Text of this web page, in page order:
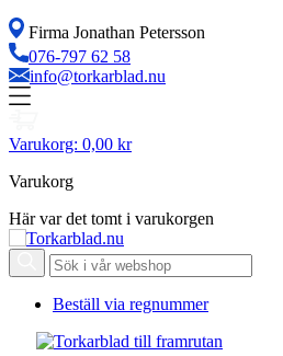
Firma Jonathan Petersson
076-797 62 58
info@torkarblad.nu
Varukorg: 0,00 kr
Varukorg
Här var det tomt i varukorgen
Beställ via regnummer